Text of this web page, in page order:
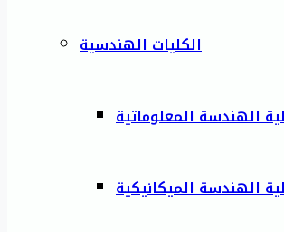
الكليات الهندسية
الهندسة المعلوماتية
الهندسة الميكانيكية